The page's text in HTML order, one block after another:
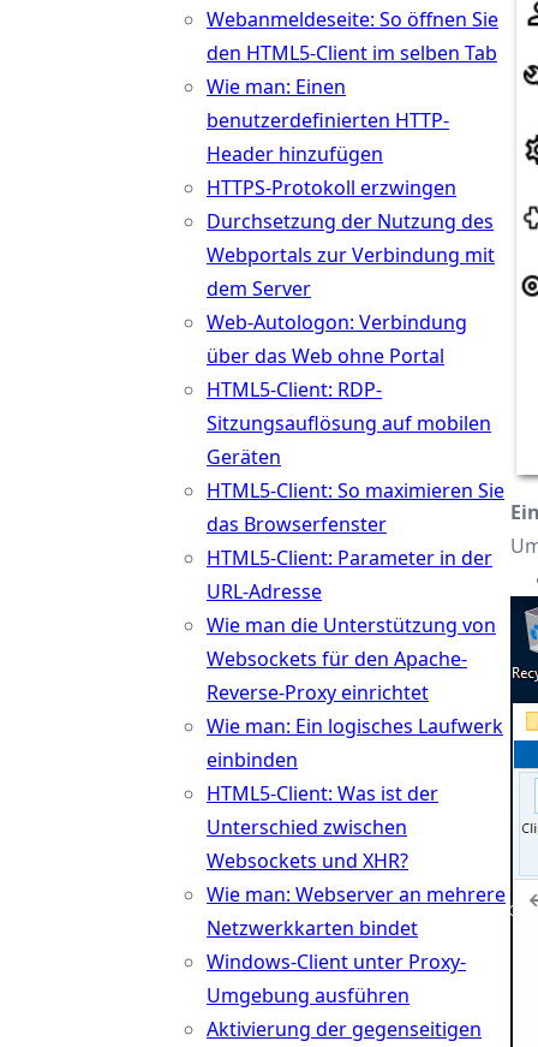
Webanmeldeseite: So öffnen Sie
den HTML5-Client im selben Tab
Wie man: Einen
benutzerdefinierten HTTP-
Header hinzufügen
HTTPS-Protokoll erzwingen
Durchsetzung der Nutzung des
Webportals zur Verbindung mit
dem Server
Web-Autologon: Verbindung
über das Web ohne Portal
HTML5-Client: RDP-
Sitzungsauflösung auf mobilen
Geräten
HTML5-Client: So maximieren Sie
das Browserfenster
HTML5-Client: Parameter in der
URL-Adresse
Wie man die Unterstützung von
Websockets für den Apache-
Reverse-Proxy einrichtet
Wie man: Ein logisches Laufwerk
einbinden
HTML5-Client: Was ist der
Unterschied zwischen
Websockets und XHR?
Wie man: Webserver an mehrere
Netzwerkkarten bindet
Windows-Client unter Proxy-
Umgebung ausführen
Aktivierung der gegenseitigen